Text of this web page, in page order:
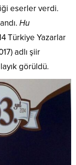
eserler verdi.
Hu
Türkiye Yazarlar
adlı şiir
görüldü.